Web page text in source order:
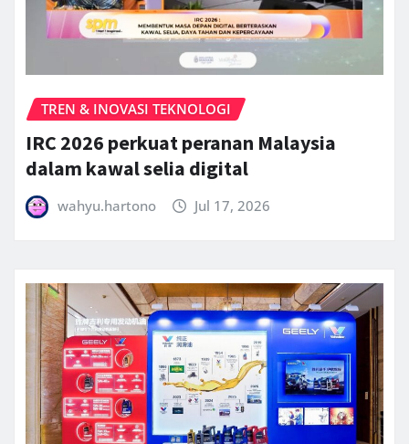
TREN & INOVASI TEKNOLOGI
IRC 2026 perkuat peranan Malaysia
dalam kawal selia digital
wahyu.hartono Jul 17, 2026